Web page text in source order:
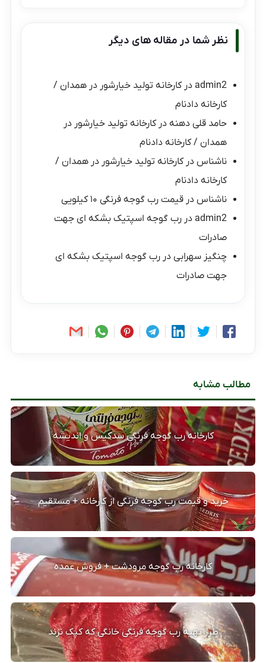
نظر شما در مقاله های دیگر
admin2 درکارخانه تولید خیارشور در همدان /
کارخانه دادنام
حامد قلی دهنه درکارخانه تولید خیارشور در
همدان / کارخانه دادنام
ناشناس درکارخانه تولید خیارشور در همدان /
کارخانه دادنام
ناشناس درقیمت رب گوجه فرنگی ۱۰ کیلویی
admin2 دررب گوجه اسپتیک بشکه ای جهت
صادرات
چنگیز سهرابی دررب گوجه اسپتیک بشکه ای
جهت صادرات
مطالب مشابه
کارخانه رب گوجه فرنگی سدکیس و اندیشه
خرید و قیمت رب گوجه فرنگی از کارخانه + مستقیم
کارخانه رب گوجه مرودشت + فروش عمده
طرز تهیه رب گوجه فرنگی خانگی که کپک نزند